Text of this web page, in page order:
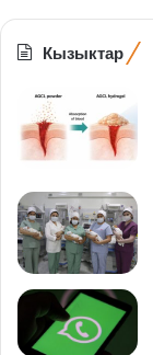
Кызыктар